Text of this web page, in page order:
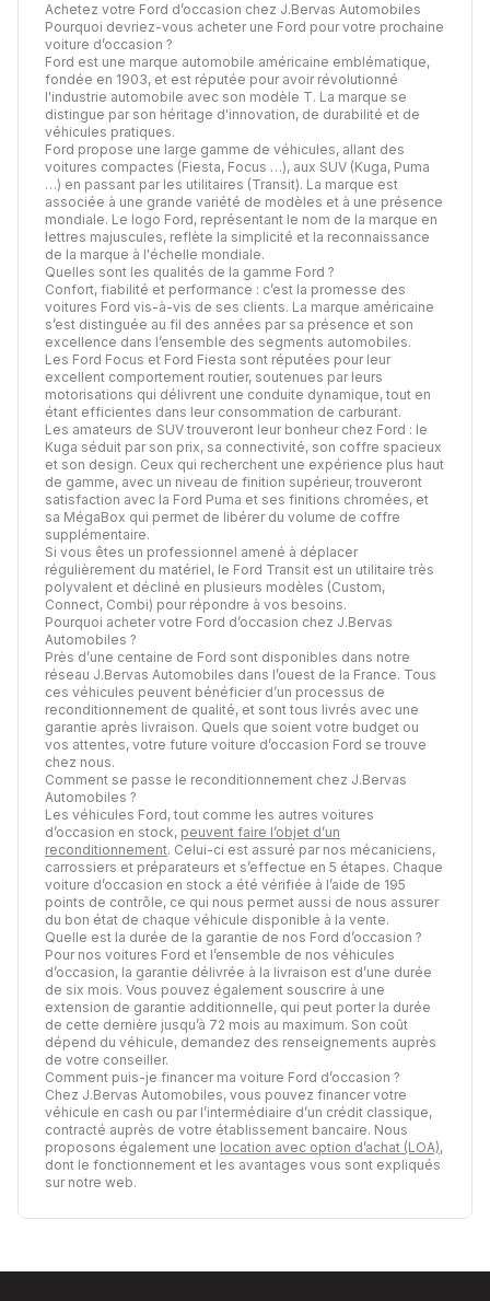
Achetez votre Ford d’occasion chez J.Bervas Automobiles
Pourquoi devriez-vous acheter une Ford pour votre prochaine
voiture d’occasion ?
Ford est une marque automobile américaine emblématique,
fondée en 1903, et est réputée pour avoir révolutionné
l'industrie automobile avec son modèle T. La marque se
distingue par son héritage d'innovation, de durabilité et de
véhicules pratiques.
Ford propose une large gamme de véhicules, allant des
voitures compactes (Fiesta, Focus …), aux SUV (Kuga, Puma
…) en passant par les utilitaires (Transit). La marque est
associée à une grande variété de modèles et à une présence
mondiale. Le logo Ford, représentant le nom de la marque en
lettres majuscules, reflète la simplicité et la reconnaissance
de la marque à l'échelle mondiale.
Quelles sont les qualités de la gamme Ford ?
Confort, fiabilité et performance : c’est la promesse des
voitures Ford vis-à-vis de ses clients. La marque américaine
s’est distinguée au fil des années par sa présence et son
excellence dans l’ensemble des segments automobiles.
Les Ford Focus et Ford Fiesta sont réputées pour leur
excellent comportement routier, soutenues par leurs
motorisations qui délivrent une conduite dynamique, tout en
étant efficientes dans leur consommation de carburant.
Les amateurs de SUV trouveront leur bonheur chez Ford : le
Kuga séduit par son prix, sa connectivité, son coffre spacieux
et son design. Ceux qui recherchent une expérience plus haut
de gamme, avec un niveau de finition supérieur, trouveront
satisfaction avec la Ford Puma et ses finitions chromées, et
sa MégaBox qui permet de libérer du volume de coffre
supplémentaire.
Si vous êtes un professionnel amené à déplacer
régulièrement du matériel, le Ford Transit est un utilitaire très
polyvalent et décliné en plusieurs modèles (Custom,
Connect, Combi) pour répondre à vos besoins.
Pourquoi acheter votre Ford d’occasion chez J.Bervas
Automobiles ?
Près d’une centaine de Ford sont disponibles dans notre
réseau J.Bervas Automobiles dans l’ouest de la France. Tous
ces véhicules peuvent bénéficier d’un processus de
reconditionnement de qualité, et sont tous livrés avec une
garantie après livraison. Quels que soient votre budget ou
vos attentes, votre future voiture d’occasion Ford se trouve
chez nous.
Comment se passe le reconditionnement chez J.Bervas
Automobiles ?
Les véhicules Ford, tout comme les autres voitures
d’occasion en stock, peuvent faire l’objet d’un
reconditionnement. Celui-ci est assuré par nos mécaniciens,
carrossiers et préparateurs et s’effectue en 5 étapes. Chaque
voiture d’occasion en stock a été vérifiée à l’aide de 195
points de contrôle, ce qui nous permet aussi de nous assurer
du bon état de chaque véhicule disponible à la vente.
Quelle est la durée de la garantie de nos Ford d’occasion ?
Pour nos voitures Ford et l’ensemble de nos véhicules
d’occasion, la garantie délivrée à la livraison est d’une durée
de six mois. Vous pouvez également souscrire à une
extension de garantie additionnelle, qui peut porter la durée
de cette dernière jusqu’à 72 mois au maximum. Son coût
dépend du véhicule, demandez des renseignements auprès
de votre conseiller.
Comment puis-je financer ma voiture Ford d’occasion ?
Chez J.Bervas Automobiles, vous pouvez financer votre
véhicule en cash ou par l’intermédiaire d’un crédit classique,
contracté auprès de votre établissement bancaire. Nous
proposons également une location avec option d’achat (LOA),
dont le fonctionnement et les avantages vous sont expliqués
sur notre web.